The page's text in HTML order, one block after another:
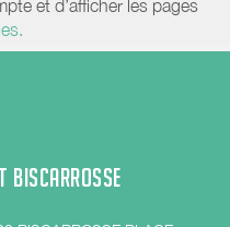
et d’afficher les pages
BISCARROSSE